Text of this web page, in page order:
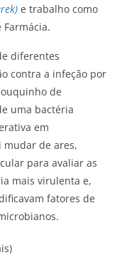
e trabalho como
diferentes
contra a infeção por
de
uma bactéria
em
mudar de ares,
para avaliar as
mais virulenta e,
fatores de